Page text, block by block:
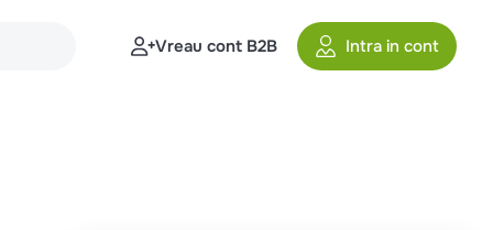
Vreau cont B2B Intra in cont